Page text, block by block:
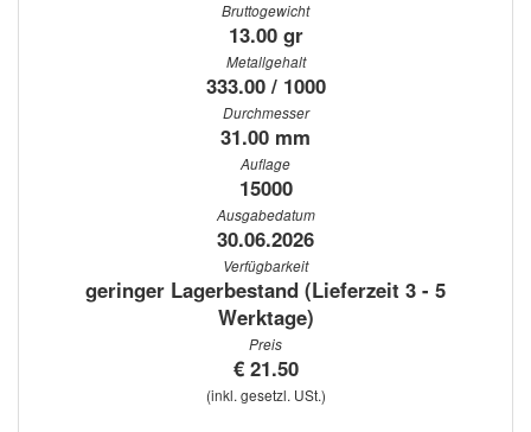
Bruttogewicht
13.00 gr
Metallgehalt
333.00 / 1000
Durchmesser
31.00 mm
Auflage
15000
Ausgabedatum
30.06.2026
Verfügbarkeit
geringer Lagerbestand (Lieferzeit 3 - 5
Werktage)
Preis
€ 21.50
(inkl. gesetzl. USt.)